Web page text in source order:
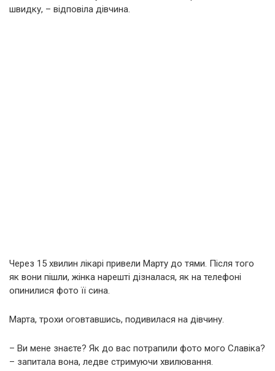
швидку, – відповіла дівчина.
Через 15 хвилин лікарі привели Марту до тями. Після того
як вони пішли, жінка нарешті дізналася, як на телефоні
опинилися фото її сина.
Марта, трохи оговтавшись, подивилася на дівчину.
– Ви мене знаєте? Як до вас потрапили фото мого Славіка?
– запитала вона, ледве стримуючи хвилювання.